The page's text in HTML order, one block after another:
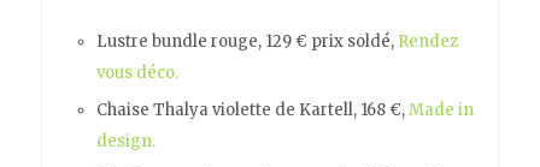
Lustre bundle rouge, 129 € prix soldé, Rendez
vous déco.
Chaise Thalya violette de Kartell, 168 €,Made in
design.